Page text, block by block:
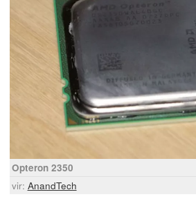
Opteron 2350
vir: AnandTech